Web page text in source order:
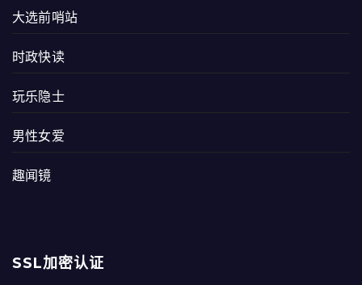
大选前哨站
时政快读
玩乐隐士
男性女爱
趣闻镜
SSL加密认证